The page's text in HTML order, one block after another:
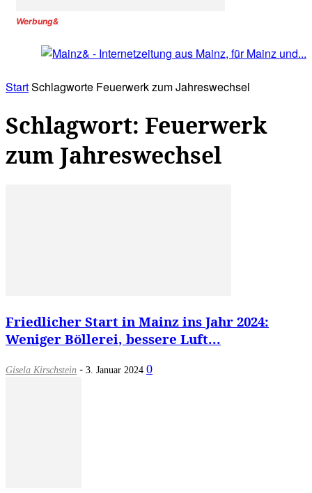
Werbung&
StartSchlagworte Feuerwerk zum Jahreswechsel
Schlagwort: Feuerwerk
zum Jahreswechsel
Friedlicher Start in Mainz ins Jahr 2024:
Weniger Böllerei, bessere Luft...
Gisela Kirschstein - 3. Januar 2024 0